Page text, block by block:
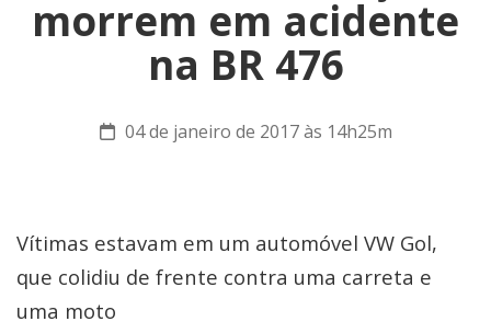
morrem em acidente
na BR 476
04 de janeiro de 2017 às 14h25m
Vítimas estavam em um automóvel VW Gol,
que colidiu de frente contra uma carreta e
uma moto